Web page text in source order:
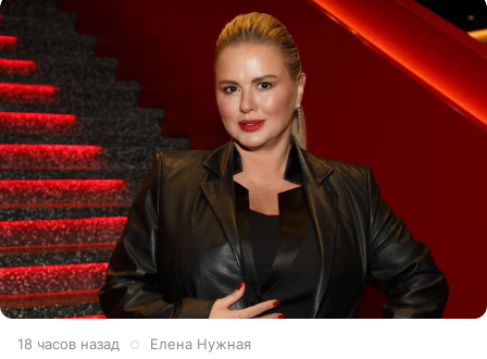
18 часов назад Елена Нужная